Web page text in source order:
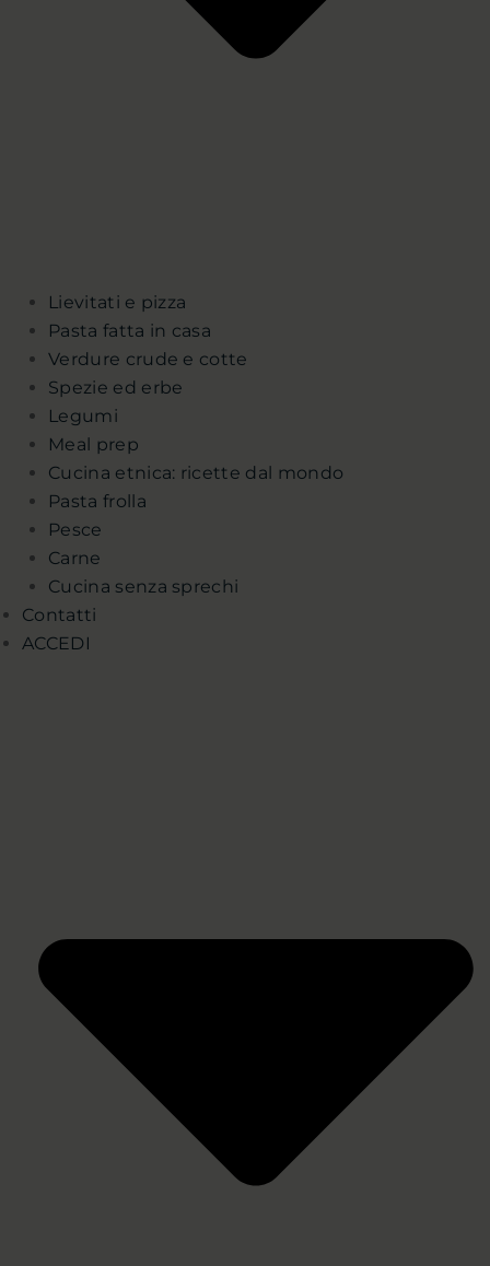
Lievitati e pizza
Pasta fatta in casa
Verdure crude e cotte
Spezie ed erbe
Legumi
Meal prep
Cucina etnica: ricette dal mondo
Pasta frolla
Pesce
Carne
Cucina senza sprechi
Contatti
ACCEDI